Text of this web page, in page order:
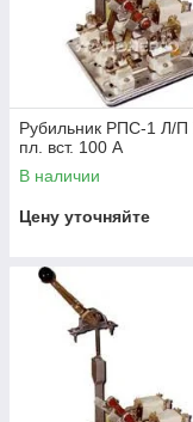
Рубильник РПС-1 Л/П
пл. вст. 100 А
В наличии
Цену уточняйте